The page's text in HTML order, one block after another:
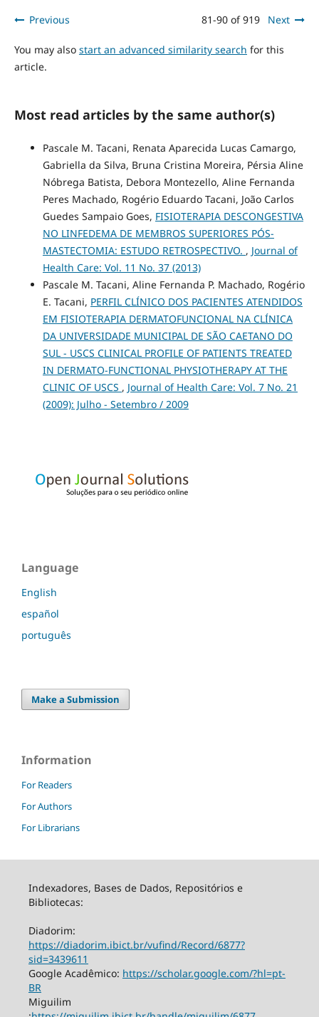
Previous 81-90 of 919 Next
You may also start an advanced similarity search for this
article.
Most read articles by the same author(s)
Pascale M. Tacani, Renata Aparecida Lucas Camargo,
Gabriella da Silva, Bruna Cristina Moreira, Pérsia Aline
Nóbrega Batista, Debora Montezello, Aline Fernanda
Peres Machado, Rogério Eduardo Tacani, João Carlos
Guedes Sampaio Goes, FISIOTERAPIA DESCONGESTIVA
NO LINFEDEMA DE MEMBROS SUPERIORES PÓS-
MASTECTOMIA: ESTUDO RETROSPECTIVO. , Journal of
Health Care: Vol. 11 No. 37 (2013)
Pascale M. Tacani, Aline Fernanda P. Machado, Rogério
E. Tacani, PERFIL CLÍNICO DOS PACIENTES ATENDIDOS
EM FISIOTERAPIA DERMATOFUNCIONAL NA CLÍNICA
DA UNIVERSIDADE MUNICIPAL DE SÃO CAETANO DO
SUL - USCS CLINICAL PROFILE OF PATIENTS TREATED
IN DERMATO-FUNCTIONAL PHYSIOTHERAPY AT THE
CLINIC OF USCS , Journal of Health Care: Vol. 7 No. 21
(2009): Julho - Setembro / 2009
Language
English
español
português
Make a Submission
Information
For Readers
For Authors
For Librarians
Indexadores, Bases de Dados, Repositórios e
Bibliotecas:
Diadorim:
https://diadorim.ibict.br/vufind/Record/6877?
sid=3439611
Google Acadêmico: https://scholar.google.com/?hl=pt-
BR
Miguilim